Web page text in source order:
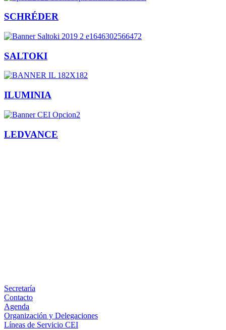
SCHRÉDER
SALTOKI
ILUMINIA
LEDVANCE
Secretaría
Contacto
Agenda
Organización y Delegaciones
Líneas de Servicio CEI